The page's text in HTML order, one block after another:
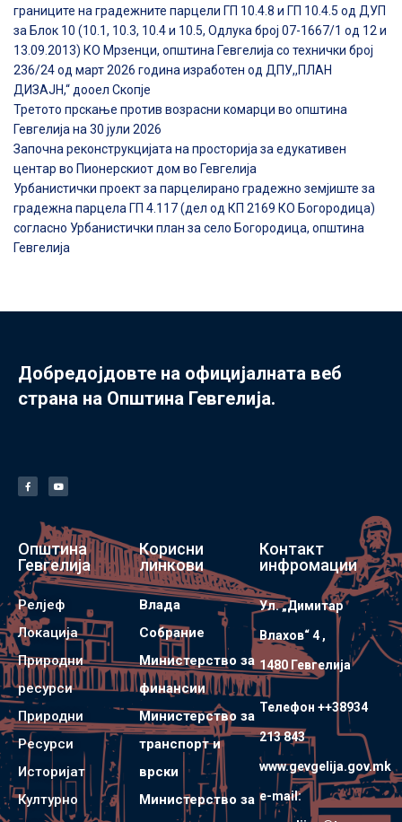
границите на градежните парцели ГП 10.4.8 и ГП 10.4.5 од ДУП
за Блок 10 (10.1, 10.3, 10.4 и 10.5, Одлука број 07-1667/1 од 12 и
13.09.2013) КО Мрзенци, општина Гевгелија со технички број
236/24 од март 2026 година изработен од ДПУ,,ПЛАН
ДИЗАЈН,“ дооел Скопје
Третото прскање против возрасни комарци во општина
Гевгелија на 30 јули 2026
Започна реконструкцијата на просторија за едукативен
центар во Пионерскиот дом во Гевгелија
Урбанистички проект за парцелирано градежно земјиште за
градежна парцела ГП 4.117 (дел од КП 2169 КО Богородица)
согласно Урбанистички план за село Богородица, општина
Гевгелија
Добредојдовте на официјалната веб
страна на Општина Гевгелија.
Општина
Гевгелија
Релјеф
Локација
Природни
ресурси
Природни
Ресурси
Историјат
Културно
Корисни
линкови
Влада
Собрание
Министерство за
финансии
Министерство за
транспорт и
врски
Министерство за
Контакт
инфромации
Ул. „Димитар
Влахов“ 4 ,
1480 Гевгелијa
Телефон ++38934
213 843
www.gevgelija.gov.mk
e-mail: